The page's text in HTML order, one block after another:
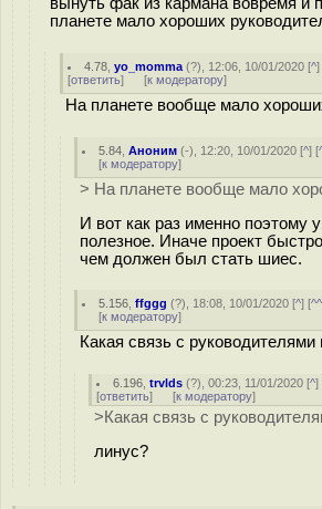
планете мало хороших
4.78 ,yo_momma (?), 12:06, 10/01/2020 [^]
[ответить] [к модератору]
На планете вообще мало
5.84 ,Аноним (-), 12:20, 10/01/2020 [^] [
[к модератору]
> На планете вообще мало
И вот как раз именно поэтому
полезное. Иначе проект
чем должен был стать шиес.
5.156 ,ffggg (?), 18:08, 10/01/2020 [^] [^^
[к модератору]
Какая связь с руководителями
6.196 ,trvlds (?), 00:23, 11/01/2020 [^]
[ответить] [к модератору]
>Какая связь с
линус?